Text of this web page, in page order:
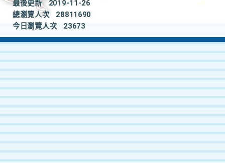
最後更新
2019-11-26
總瀏覽人次
28811690
今日瀏覽人次
23673